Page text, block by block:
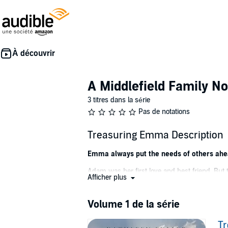
A Middlefield Family
3 titres dans la série
Pas de notations
Treasuring Emma Description
Emma always put the needs of others
Adam was her first love and best friend.
How could he have chosen the world over
Now Adam is back in Middlefield and
that keeps him there . . . or perhaps just guilt.
When a newcomer arrives in town and
Afficher plus
Volume 1 de la série